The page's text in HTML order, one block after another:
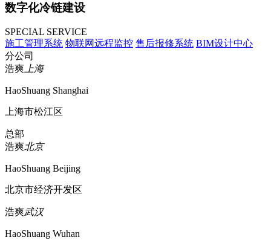
数字化冷链建设
SPECIAL SERVICE
施工管理系统 物联网远程监控 售后报修系统 BIM设计中心
分公司
浩爽上海
HaoShuang Shanghai
上海市松江区
总部
浩爽北京
HaoShuang Beijing
北京市经济开发区
浩爽武汉
HaoShuang Wuhan